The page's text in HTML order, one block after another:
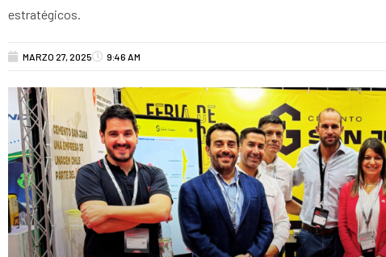
estratégicos.
MARZO 27, 2025 9:46 AM